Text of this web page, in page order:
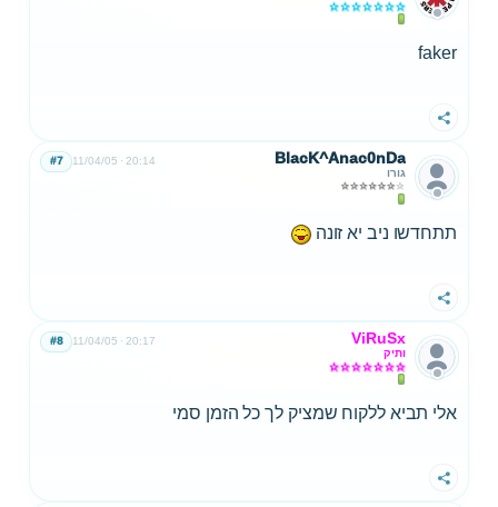
faker
שתף
BlacK^Anac0nDa
גורו
11/04/05 20:14
#7
תתחדשו ניב יא זונה
שתף
ViRuSx
ותיק
11/04/05 20:17
#8
אלי תביא ללקוח שמציק לך כל הזמן סמי
שתף